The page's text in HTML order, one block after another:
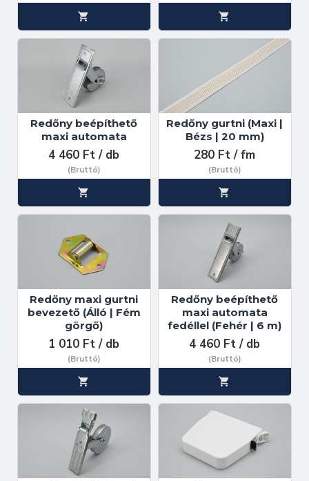
Redőny beépíthető
maxi automata
4 460 Ft / db
(Bruttó)
Redőny gurtni (Maxi |
Bézs | 20 mm)
280 Ft / fm
(Bruttó)
Redőny maxi gurtni
bevezető (Álló | Fém
görgő)
1 010 Ft / db
(Bruttó)
Redőny beépíthető
maxi automata
fedéllel (Fehér | 6 m)
4 460 Ft / db
(Bruttó)